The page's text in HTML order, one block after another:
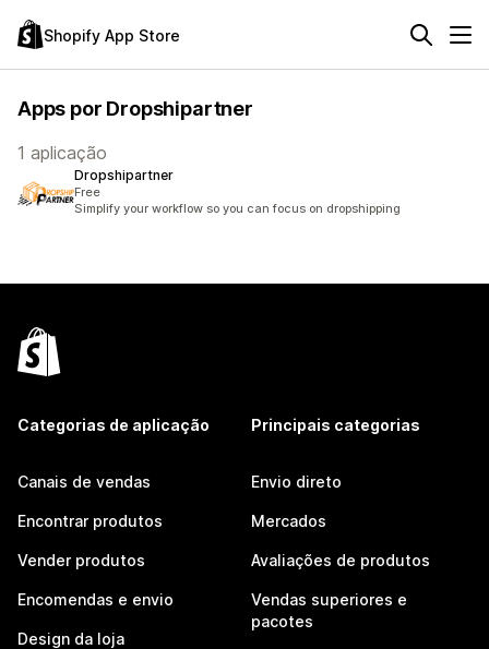
Shopify App Store
Apps por Dropshipartner
1 aplicação
Dropshipartner
Free
Simplify your workflow so you can focus on dropshipping
Categorias de aplicação
Canais de vendas
Encontrar produtos
Vender produtos
Encomendas e envio
Design da loja
Principais categorias
Envio direto
Mercados
Avaliações de produtos
Vendas superiores e
pacotes